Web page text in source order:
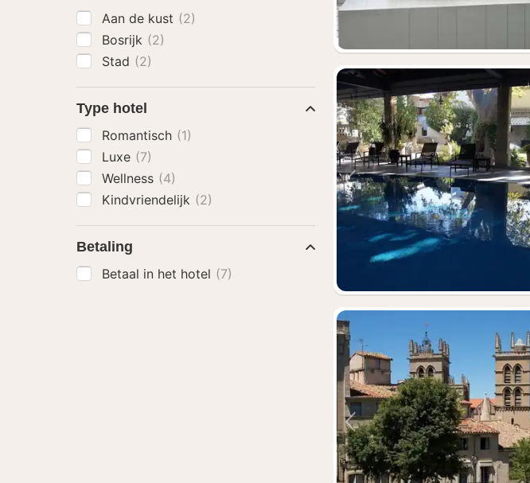
Vorige foto
Vorige foto
Aan de kust (2)
Bosrijk (2)
Stad (2)
Type hotel
Romantisch (1)
Luxe (7)
Wellness (4)
Kindvriendelijk (2)
Betaling
Betaal in het hotel (7)